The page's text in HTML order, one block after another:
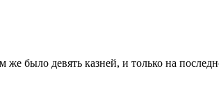
было девять казней, и только на